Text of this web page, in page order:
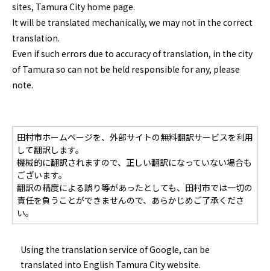
sites, Tamura City home page.
It will be translated mechanically, we may not in the correct
translation.
Even if such errors due to accuracy of translation, in the city
of Tamura so can not be held responsible for any, please
note.
田村市ホームページを、外部サイトの無料翻訳サービスを利用
して翻訳します。
機械的に翻訳されますので、正しい翻訳になっていない場合も
ございます。
翻訳の精度による誤り等があったとしても、田村市では一切の
責任を負うことができませんので、あらかじめご了承くださ
い。
Using the translation service of Google, can be
translated into English Tamura City website.